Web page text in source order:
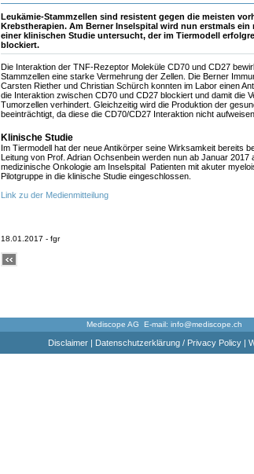
Leukämie-Stammzellen sind resistent gegen die meisten
Krebstherapien. Am Berner Inselspital wird nun erstmals ein
einer klinischen Studie untersucht, der im Tiermodell
blockiert.
Die Interaktion der TNF-Rezeptor Moleküle CD70 und CD27
Stammzellen eine starke Vermehrung der Zellen. Die Berner
Carsten Riether und Christian Schürch konnten im Labor einen
die Interaktion zwischen CD70 und CD27 blockiert und damit die
Tumorzellen verhindert. Gleichzeitig wird die Produktion der
beeinträchtigt, da diese die CD70/CD27 Interaktion nicht aufweisen.
Klinische Studie
Im Tiermodell hat der neue Antikörper seine Wirksamkeit bereits
Leitung von Prof. Adrian Ochsenbein werden nun ab Januar 2017
medizinische Onkologie am Inselspital Patienten mit akuter
Pilotgruppe in die klinische Studie eingeschlossen.
Link zu der Medienmitteilung
18.01.2017 - fgr
Mediscope AG E-mail: info@mediscope.ch
Disclaimer| Datenschutzerklärung / Privacy Policy|